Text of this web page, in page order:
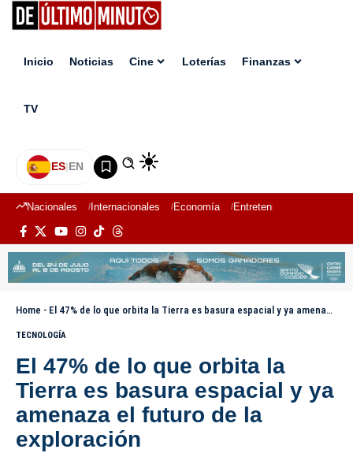
Inicio Noticias Cine Loterías Finanzas
TV
ES|EN
Nacionales Internacionales Economía Entretenimiento
Home - El 47% de lo que orbita la Tierra es basura espacial y ya amenaza el futuro de la exploración
TECNOLOGÍA
El 47% de lo que orbita la
Tierra es basura espacial y ya
amenaza el futuro de la
exploración